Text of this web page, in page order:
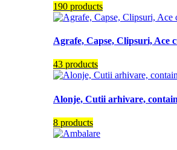
190 products
Agrafe, Capse, Clipsuri, Ace
43 products
Alonje, Cutii arhivare,
8 products